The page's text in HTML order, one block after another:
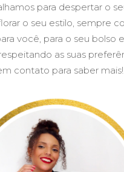
para despertar o
o seu estilo, sempre
você, para o seu bolso
as suas
contato para saber mais!